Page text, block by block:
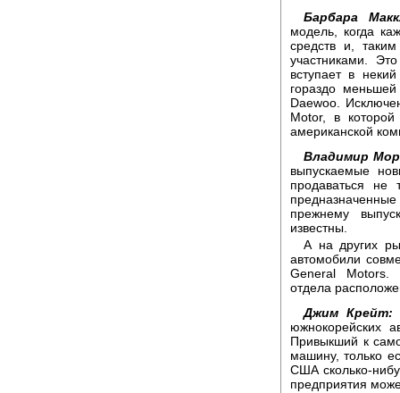
Барбара
модель, когда
средств и,
участниками.
вступает в
гораздо
Daewoo.
Motor, в
американской
Владимир
выпускаемые
продаваться
прежнему
известны.
А на других
автомобили
General Motors.
отдела
Джим Крейт:
южнокорейских
Привыкший к
машину, только
США сколько-
предприятия